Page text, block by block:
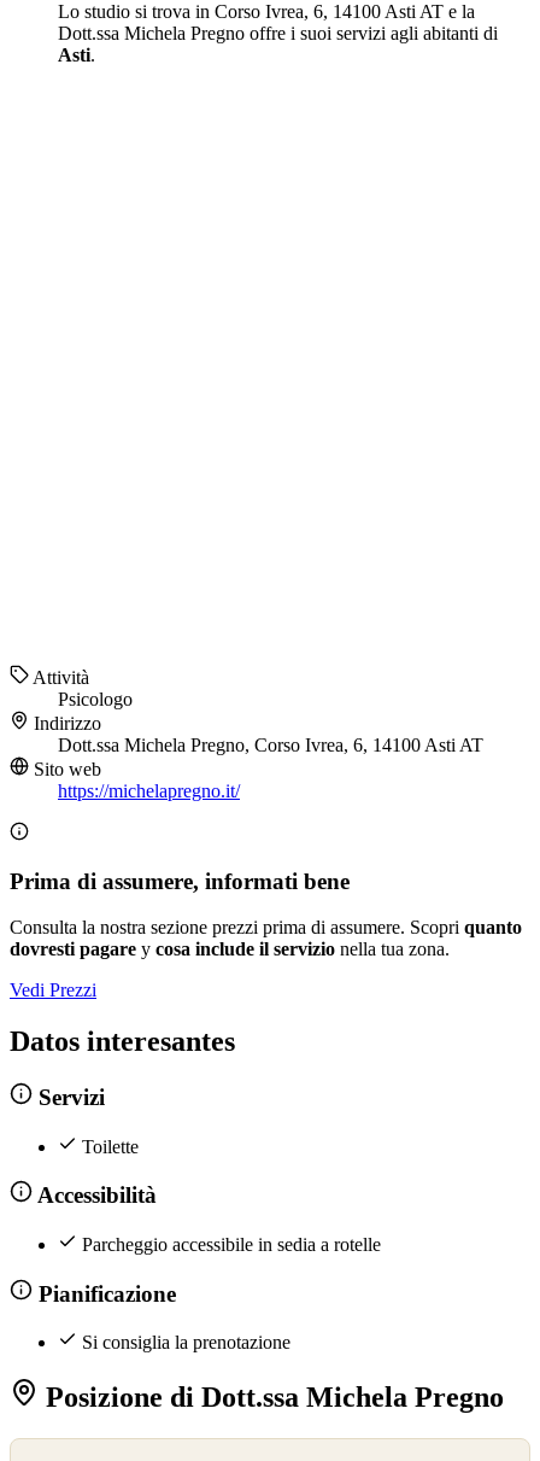
Lo studio si trova in Corso Ivrea, 6, 14100 Asti AT e la
Dott.ssa Michela Pregno offre i suoi servizi agli abitanti di
Asti.
Attività
Psicologo
Indirizzo
Dott.ssa Michela Pregno, Corso Ivrea, 6, 14100 Asti AT
Sito web
https://michelapregno.it/
Prima di assumere, informati bene
Consulta la nostra sezione prezzi prima di assumere. Scopri quanto
dovresti pagare y cosa include il servizio nella tua zona.
Vedi Prezzi
Datos interesantes
Servizi
Toilette
Accessibilità
Parcheggio accessibile in sedia a rotelle
Pianificazione
Si consiglia la prenotazione
Posizione di Dott.ssa Michela Pregno